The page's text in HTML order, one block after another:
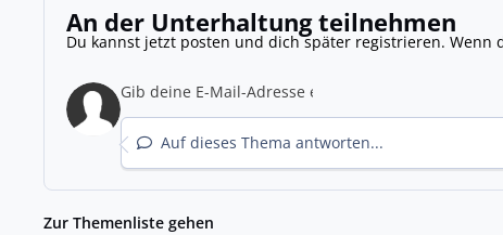
An der Unterhaltung teilnehmen
Du kannst jetzt posten und dich später registrieren. Wenn
Auf dieses Thema antworten...
Zur Themenliste gehen